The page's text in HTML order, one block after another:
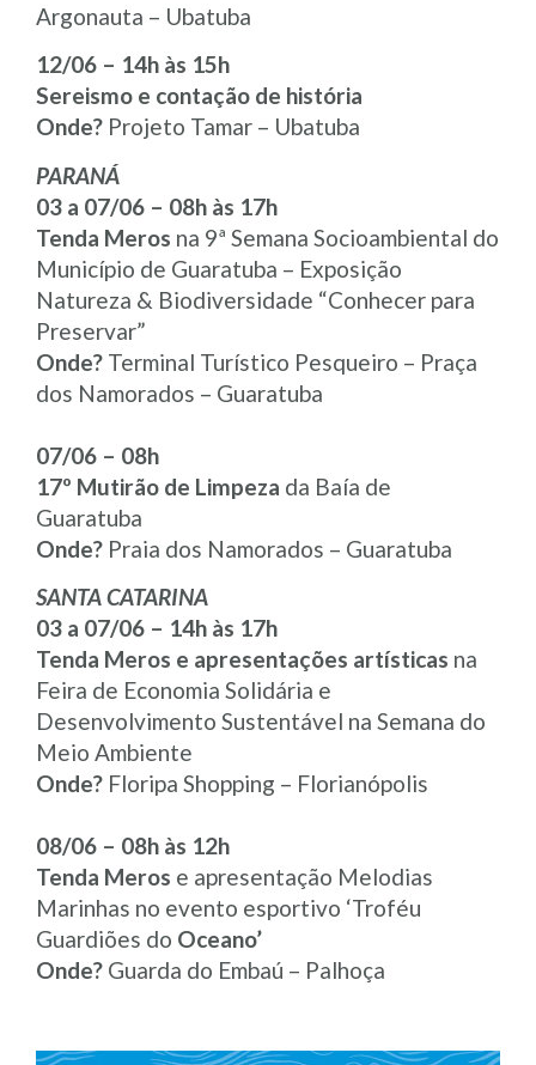
Argonauta – Ubatuba
12/06 – 14h às 15h
Sereismo e contação de história
Onde? Projeto Tamar – Ubatuba
PARANÁ
03 a 07/06 – 08h às 17h
Tenda Meros na 9ª Semana Socioambiental do
Município de Guaratuba – Exposição
Natureza & Biodiversidade “Conhecer para
Preservar”
Onde? Terminal Turístico Pesqueiro – Praça
dos Namorados – Guaratuba
07/06 – 08h
17º Mutirão de Limpeza da Baía de
Guaratuba
Onde? Praia dos Namorados – Guaratuba
SANTA CATARINA
03 a 07/06 – 14h às 17h
Tenda Meros e apresentações artísticas na
Feira de Economia Solidária e
Desenvolvimento Sustentável na Semana do
Meio Ambiente
Onde? Floripa Shopping – Florianópolis
08/06 – 08h às 12h
Tenda Meros e apresentação Melodias
Marinhas no evento esportivo ‘Troféu
Guardiões do Oceano’
Onde? Guarda do Embaú – Palhoça